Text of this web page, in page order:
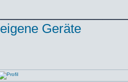
eigene Geräte